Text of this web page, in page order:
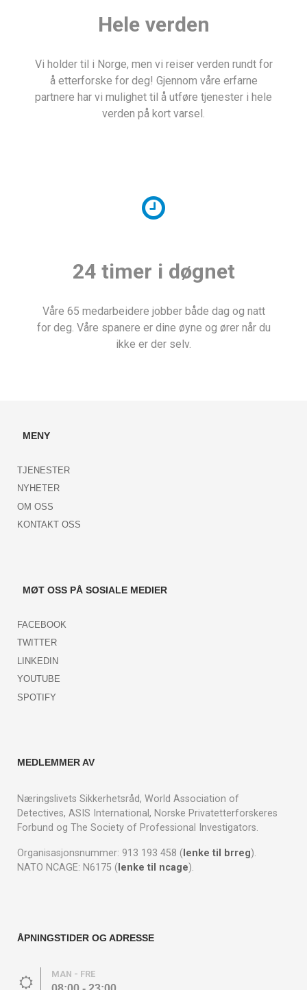
Hele verden
Vi holder til i Norge, men vi reiser verden rundt for
å etterforske for deg! Gjennom våre erfarne
partnere har vi mulighet til å utføre tjenester i hele
verden på kort varsel.
24 timer i døgnet
Våre 65 medarbeidere jobber både dag og natt
for deg. Våre spanere er dine øyne og ører når du
ikke er der selv.
MENY
TJENESTER
NYHETER
OM OSS
KONTAKT OSS
MØT OSS PÅ SOSIALE MEDIER
FACEBOOK
TWITTER
LINKEDIN
YOUTUBE
SPOTIFY
MEDLEMMER AV
Næringslivets Sikkerhetsråd, World Association of
Detectives, ASIS International, Norske Privatetterforskeres
Forbund og The Society of Professional Investigators.
Organisasjonsnummer: 913 193 458 ( lenke til brreg).
NATO NCAGE: N6175 ( lenke til ncage).
ÅPNINGSTIDER OG ADRESSE
MAN - FRE